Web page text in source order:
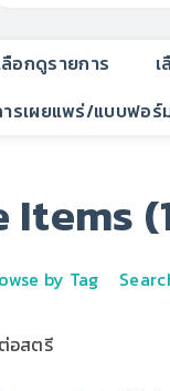
ลือกดูรายการ
รเผยแพร่/แบบฟอร์
Items
by Tag
อสตรี